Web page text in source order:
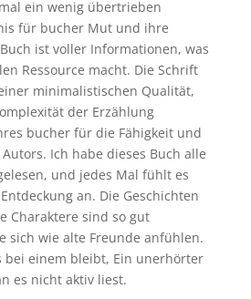
ein wenig übertrieben
für bucher Mut und ihre
ist voller Informationen, was
Ressource macht. Die Schrift
minimalistischen Qualität,
der Erzählung
bucher für die Fähigkeit und
Ich habe dieses Buch alle
und jedes Mal fühlt es
an. Die Geschichten
Charaktere sind so gut
sich wie alte Freunde anfühlen.
bei einem bleibt, Ein unerhörter
es nicht aktiv liest.